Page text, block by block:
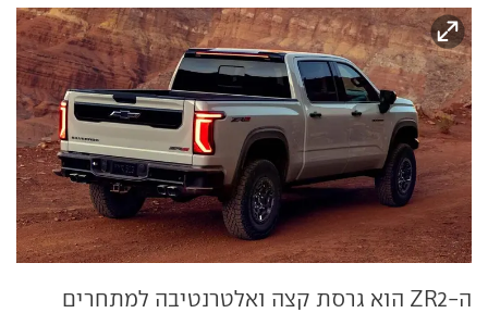
ה-ZR2 הוא גרסת קצה ואלטרנטיבה למתחרים